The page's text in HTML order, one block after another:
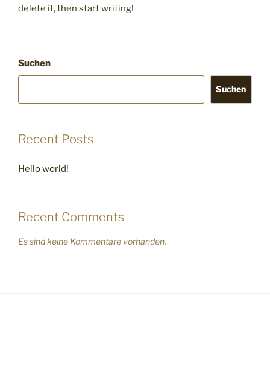
delete it, then start writing!
Suchen
Suchen
Recent Posts
Hello world!
Recent Comments
Es sind keine Kommentare vorhanden.